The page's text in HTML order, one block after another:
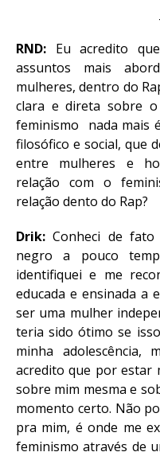
RND: Eu acredito
assuntos mais
mulheres, dentro do
clara e direta sobre
feminismo nada mais
filosófico e social, que
entre mulheres e
relação com o
relação dento do Rap?
Drik: Conheci de
negro a pouco
identifiquei e me
educada e ensinada a
ser uma mulher
teria sido ótimo se
minha
acredito que por estar
sobre mim mesma e
momento certo. Não
pra mim, é onde me
feminismo através de